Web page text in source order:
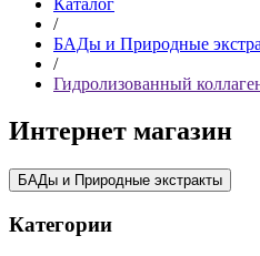
Каталог
/
БАДы и Природные
/
Гидролизованный
Интернет магазин
БАДы и Природные экстракты
Категории